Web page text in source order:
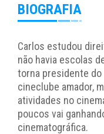
BIOGRAFIA
Carlos estudou
não havia escolas
torna presidente do
cineclube amador,
atividades no
poucos vai
cinematográfica.